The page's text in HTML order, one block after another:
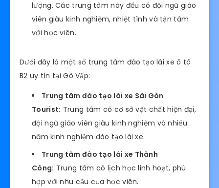
lượng. Các trung tâm này đều có đội ngũ giáo
viên giàu kinh nghiệm, nhiệt tình và tận tâm
với học viên.
Dưới đây là một số trung tâm đào tạo lái xe ô tô
B2 uy tín tại Gò Vấp:
Trung tâm đào tạo lái xe Sài Gòn
Tourist: Trung tâm có cơ sở vật chất hiện đại,
đội ngũ giáo viên giàu kinh nghiệm và nhiều
năm kinh nghiệm đào tạo lái xe.
Trung tâm đào tạo lái xe Thành
Công: Trung tâm có lịch học linh hoạt, phù
hợp với nhu cầu của học viên.